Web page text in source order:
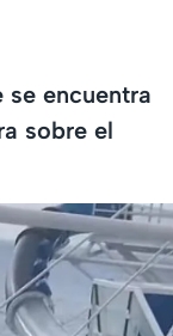
encuentra
sobre el